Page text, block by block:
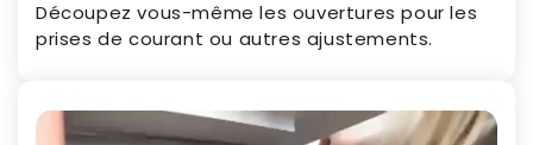
Découpez vous-même les ouvertures pour les
prises de courant ou autres ajustements.